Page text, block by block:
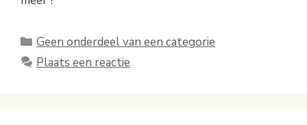
Categorieën
Geen onderdeel van een categorie
Plaats een reactie